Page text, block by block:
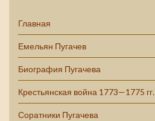
Главная
Емельян Пугачев
Биография Пугачева
Крестьянская война 1773—1775 гг.
Соратники Пугачева